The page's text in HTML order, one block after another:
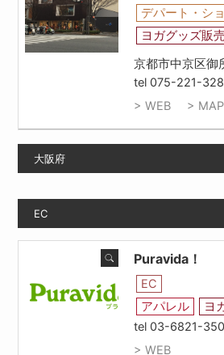
デパート・シ
ヨガグッズ販売
京都市中京区御
tel 075-221-
> WEB
> MAP
大阪府
EC
Puravida！
EC
アパレル
ヨ
tel 03-6821-
> WEB